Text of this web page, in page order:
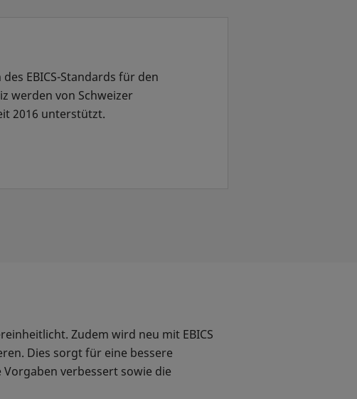
EBICS-Standards für den
werden von Schweizer
2016 unterstützt.
Zudem wird neu mit EBICS
Dies sorgt für eine bessere
verbessert sowie die